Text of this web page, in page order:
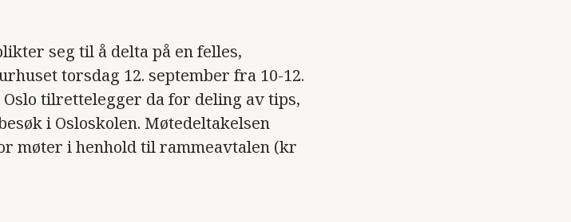
seg til å delta på en felles,
torsdag 12. september fra 10-12.
tilrettelegger da for deling av tips,
i Osloskolen. Møtedeltakelsen
møter i henhold til rammeavtalen (kr